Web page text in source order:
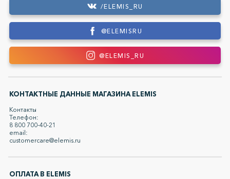
/ELEMIS_RU
@ELEMISRU
@ELEMIS_RU
КОНТАКТНЫЕ ДАННЫЕ МАГАЗИНА ELEMIS
Контакты
Телефон:
8 800 700-40-21
email:
customercare@elemis.ru
ОПЛАТА В ELEMIS